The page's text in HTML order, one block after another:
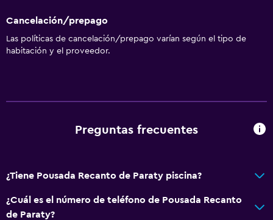
Cancelación/prepago
Las políticas de cancelación/prepago varían según el tipo de
habitación y el proveedor.
Preguntas frecuentes
¿Tiene Pousada Recanto de Paraty piscina?
¿Cuál es el número de teléfono de Pousada Recanto
de Paraty?